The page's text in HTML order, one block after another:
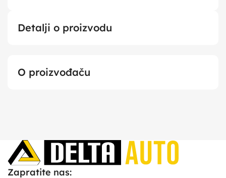
Detalji o proizvodu
O proizvođaču
Zapratite nas: